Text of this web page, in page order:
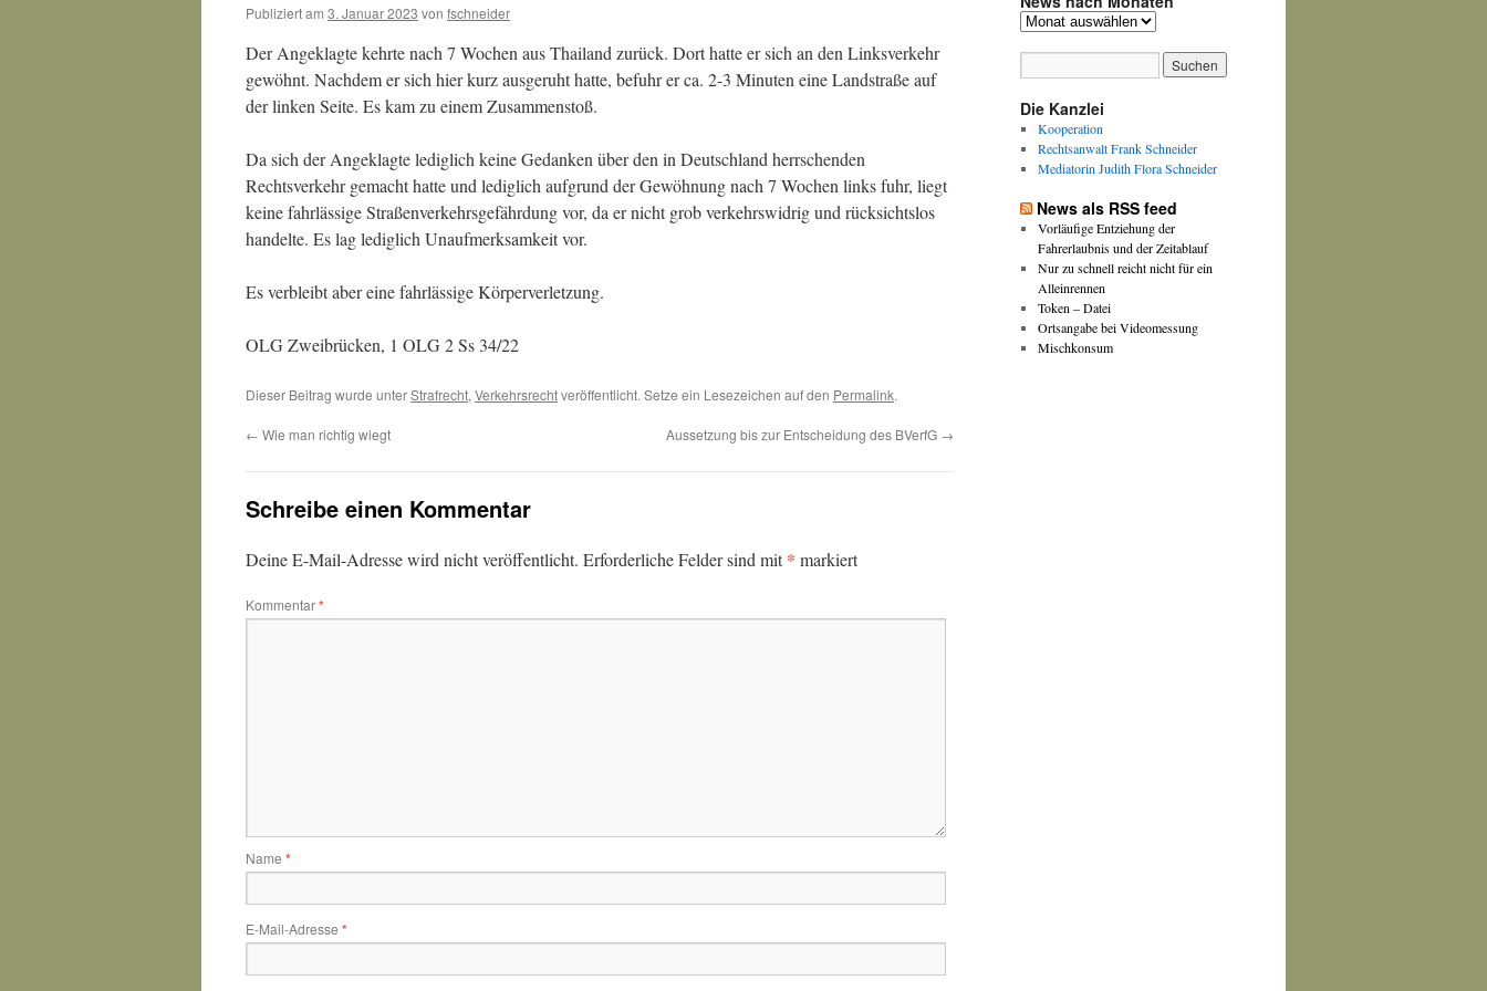
Publiziert am 3. Januar 2023 von fschneider
Der Angeklagte kehrte nach 7 Wochen aus Thailand zurück. Dort hatte er sich an den Linksverkehr
gewöhnt. Nachdem er sich hier kurz ausgeruht hatte, befuhr er ca. 2-3 Minuten eine Landstraße auf
der linken Seite. Es kam zu einem Zusammenstoß.
Da sich der Angeklagte lediglich keine Gedanken über den in Deutschland herrschenden
Rechtsverkehr gemacht hatte und lediglich aufgrund der Gewöhnung nach 7 Wochen links fuhr, liegt
keine fahrlässige Straßenverkehrsgefährdung vor, da er nicht grob verkehrswidrig und rücksichtslos
handelte. Es lag lediglich Unaufmerksamkeit vor.
Es verbleibt aber eine fahrlässige Körperverletzung.
OLG Zweibrücken, 1 OLG 2 Ss 34/22
Dieser Beitrag wurde unterStrafrecht, Verkehrsrechtveröffentlicht. Setze ein Lesezeichen auf den Permalink.
← Wie man richtig wiegt Aussetzung bis zur Entscheidung des BVerfG →
Schreibe einen Kommentar
Deine E-Mail-Adresse wird nicht veröffentlicht. Erforderliche Felder sind mit* markiert
Kommentar*
Name *
E-Mail-Adresse *
News
Die Kanzlei
Kooperation
Rechtsanwalt Frank Schneider
Mediatorin Judith Flora Schneider
News als RSS feed
Vorläufige Entziehung der
Fahrerlaubnis und der Zeitablauf
Nur zu schnell reicht nicht für ein
Alleinrennen
Token – Datei
Ortsangabe bei Videomessung
Mischkonsum